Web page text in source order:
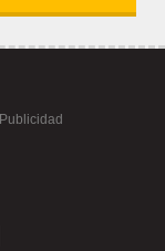
Publicidad